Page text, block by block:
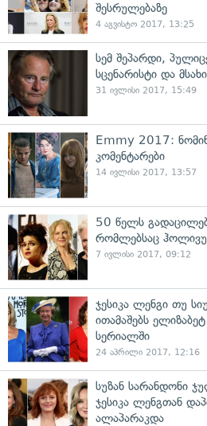
შესრულებაზე
4 აგვისტო 2017, 13:25
სემ შეპარდი,
სცენარისტი და
31 ივლისი 2017, 15:49
Emmy 2017:
კომენტარები
14 ივლისი 2017, 13:57
50 წელს
რომლებსაც
7 ივლისი 2017, 09:12
ჯესიკა ლენგი თუ
ითამაშებს
სერიალში
24 აპრილი 2017, 12:16
სუზან სარანდონი
ჯესიკა ლენგთან
ალაპარაკდა